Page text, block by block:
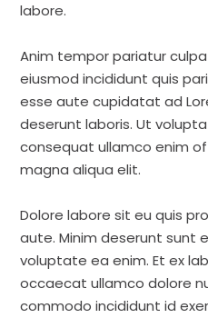
labore.
Anim tempor pariatur
eiusmod incididunt quis
esse aute cupidatat ad
deserunt laboris. Ut
consequat ullamco enim
magna aliqua elit.
Dolore labore sit eu quis
aute. Minim deserunt sunt
voluptate ea enim. Et ex
occaecat ullamco dolore
commodo incididunt id